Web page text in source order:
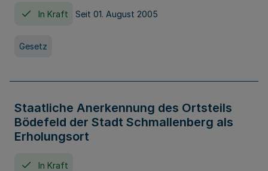
In Kraft Seit 01. August 2005
Gesetz
Staatliche Anerkennung des Ortsteils
Bödefeld der Stadt Schmallenberg als
Erholungsort
In Kraft